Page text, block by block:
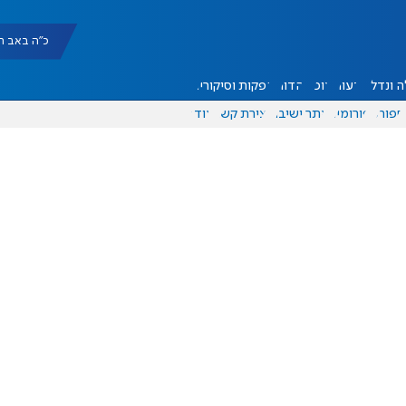
כ"ה באב תשפ"ו
ונדל"ן דעות אוכל יהדות הפקות וסיקורים
ספורט פורומים אתר ישיבה יצירת קשר עוד